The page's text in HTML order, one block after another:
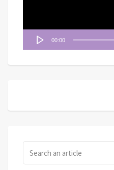
00:00